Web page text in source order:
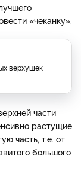
«чеканку».
верхушек
части
растущие
часть, т.е. от
большого